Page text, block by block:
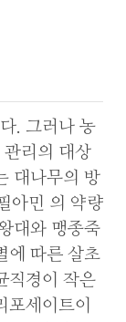
. 그러나 농
관리의 대상
대나무의 방
아민 의 약량
대와 맹종죽
에 따른 살초
직경이 작은
세이트이